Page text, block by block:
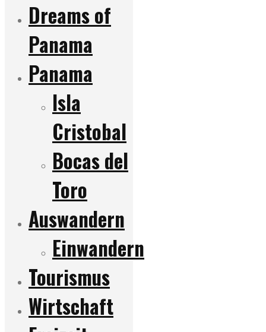
Dreams of
Panama
Panama
Isla
Cristobal
Bocas del
Toro
Auswandern
Einwandern
Tourismus
Wirtschaft